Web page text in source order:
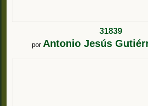
31839
por Antonio Jesús